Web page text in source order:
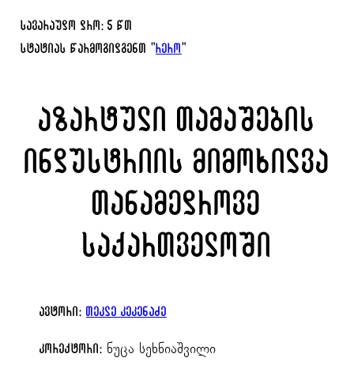
სავარაუდო დრო: 5 წთ
სტატიას წარმოგიდგენთ "რერო"
აზარტული თამაშების
ინდუსტრიის მიმოხილვა
თანამედროვე
საქართველოში
ავტორი: თეკლე კეკენაძე
კორექტორი:ნუცა სეხნიაშვილი